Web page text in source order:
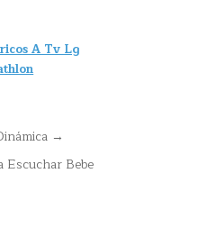
A Tv Lg
→
Bebe